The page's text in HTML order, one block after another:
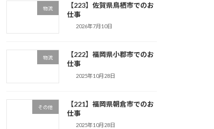
物流
【223】佐賀県鳥栖市でのお
仕事
2026年7月10日
物流
【222】福岡県小郡市でのお
仕事
2025年10月28日
その他
【221】福岡県朝倉市でのお
仕事
2025年10月28日